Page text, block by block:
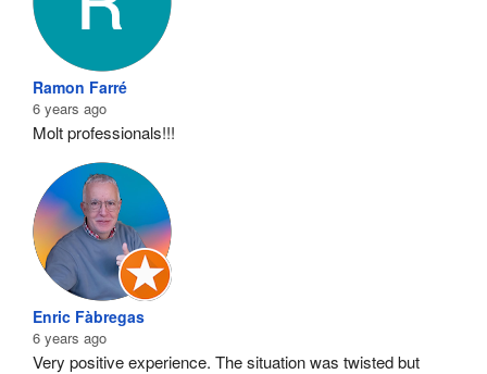
Ramon Farré
6 years ago
Molt professionals!!!
Enric Fàbregas
6 years ago
Very positive experience. The situation was twisted but